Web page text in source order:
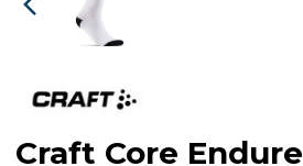
Craft Core Endure